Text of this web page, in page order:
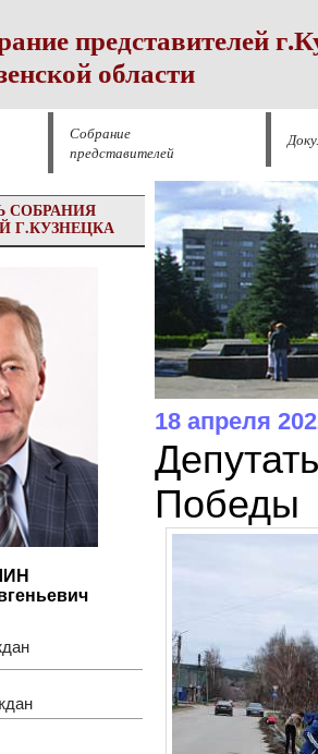
представителей
области
Собрание
представителей
СОБРАНИЯ
Г.КУЗНЕЦКА
18 апреля
Победы